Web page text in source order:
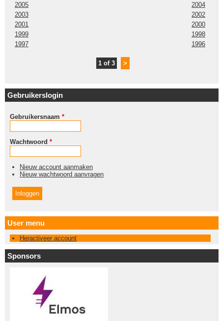
2005
2004
2003
2002
2001
2000
1999
1998
1997
1996
1 of 3 >
Gebruikerslogin
Gebruikersnaam *
Wachtwoord *
Nieuw account aanmaken
Nieuw wachtwoord aanvragen
User menu
Heractiveer account
Sponsors